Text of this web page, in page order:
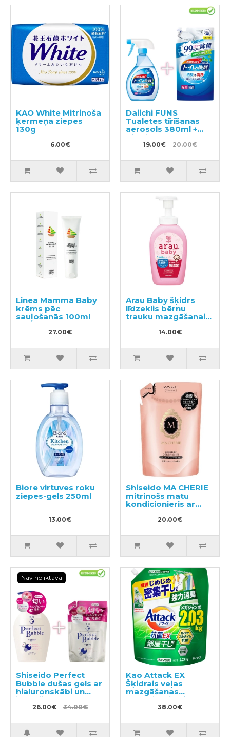
KAO White Mitrinoša
ķermeņa ziepes
130g
6.00€
Daiichi FUNS
Tualetes tīrīšanas
aerosols 380ml +
pildviela 330ml
19.00€ 20.00€
Linea Mamma Baby
krēms pēc
sauļošanās 100ml
27.00€
Arau Baby šķidrs
līdzeklis bērnu
trauku mazgāšanai
14.00€
Biore virtuves roku
ziepes-gels 250ml
13.00€
Shiseido MA CHERIE
mitrinošs matu
kondicionieris ar
ziedu-augļu
aromātu, pildviela
20.00€
Nav noliktavā
Shiseido Perfect
Bubble dušas gels ar
hialuronskābi un
ilgstošu
dezodorējošu efektu
350ml
26.00€ 34.00€
Kao Attack EX
Šķidrais veļas
mazgāšanas
līdzeklis, pildviela
38.00€